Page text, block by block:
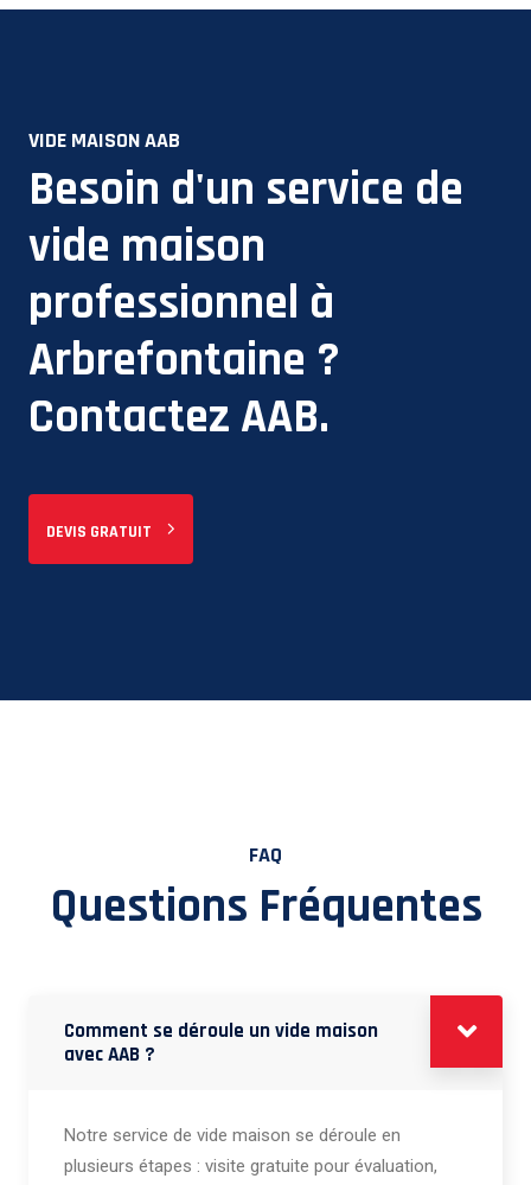
VIDE MAISON AAB
Besoin d'un service de
vide maison
professionnel à
Arbrefontaine ?
Contactez AAB.
DEVIS GRATUIT
FAQ
Questions Fréquentes
Comment se déroule un vide maison
avec AAB ?
Notre service de vide maison se déroule en
plusieurs étapes : visite gratuite pour évaluation,